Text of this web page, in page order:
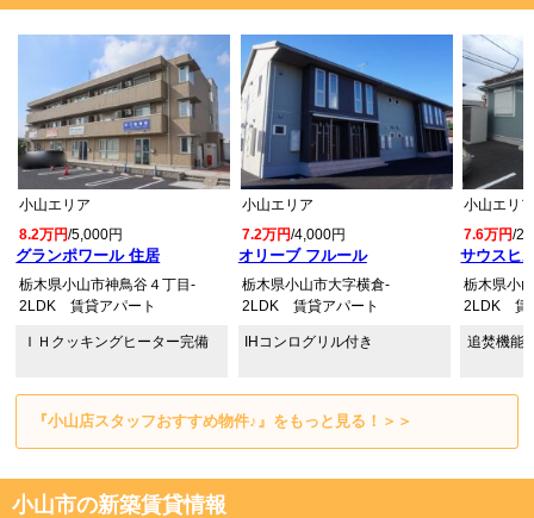
グランポワール 住居
小山エリア
8.2万円/5,000円
栃木県小山市神鳥谷４丁目-
2LDK 賃貸アパート
ＩＨクッキングヒーター完備
オリーブ フルール
小山エリア
7.2万円/4,000円
栃木県小山市大字横倉-
2LDK 賃貸アパート
IHコンログリル付き
サウスヒ
小山エリ
7.6万円/
栃木県小
2LDK 賃
追焚機能
『小山店スタッフおすすめ物件♪』をもっと見る！＞＞
小山市の新築賃貸情報